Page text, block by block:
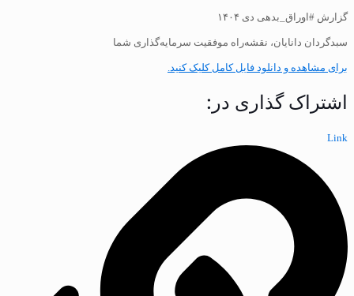
گزارش #اوراق_بدهی دی ۱۴۰۴
سبدگردان دانایان، نقشه‌راه موفقیت سرمایه‌گذاری شما
برای مشاهده و دانلود فایل کامل کلیک کنید.
اشتراک گذاری در:
Link